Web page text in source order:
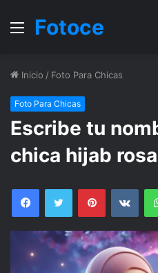
Menu
Fotoce
Inicio / Foto Para Chicas
Foto Para Chicas
Escribe tu
chica hijab
FacebookTwitter Pinterest